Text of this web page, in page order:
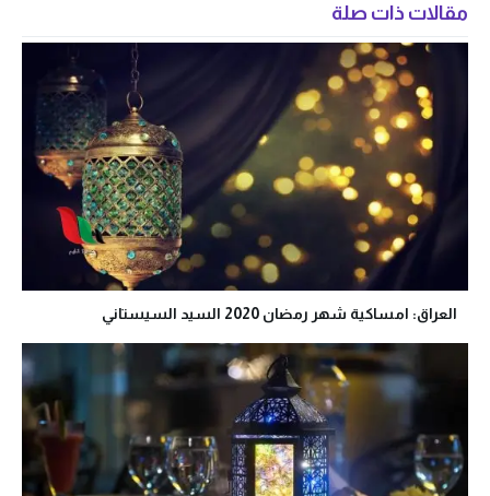
مقالات ذات صلة
العراق: امساكية شهر رمضان 2020 السيد السيستاني